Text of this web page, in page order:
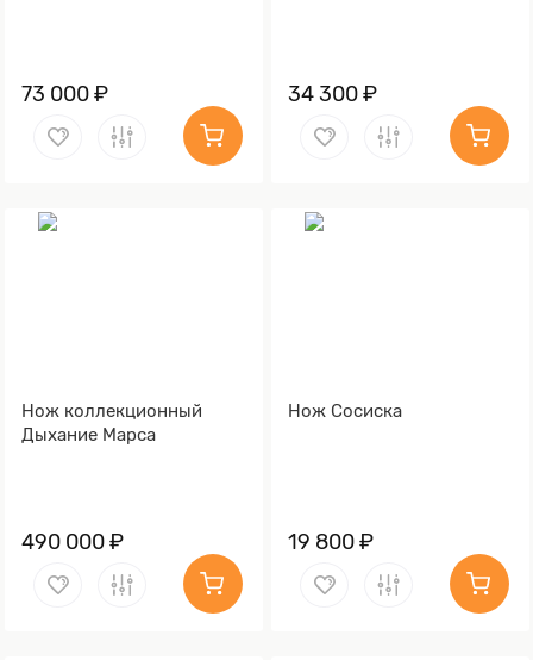
73 000 ₽ 34 300 ₽
Нож коллекционный
Дыхание Марса
490 000 ₽
Нож Сосиска
19 800 ₽